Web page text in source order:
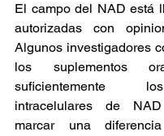
El campo del NAD está
autorizadas con
Algunos investigadores
los suplementos
suficientemente
intracelulares de
marcar una